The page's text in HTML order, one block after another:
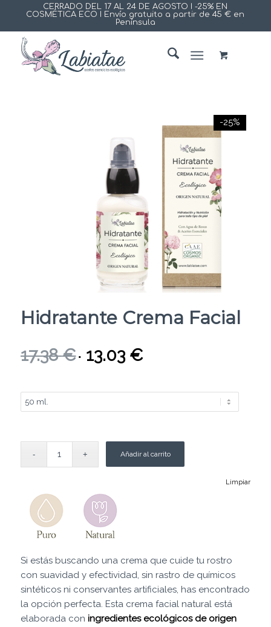
CERRADO DEL 17 AL 24 DE AGOSTO I -25% EN
COSMÉTICA ECO I Envío gratuito a partir de 45 € en
Península
-25%
Hidratante Crema Facial
Si estás buscando una crema que cuide tu rostro
con suavidad y efectividad, sin rastro de químicos
sintéticos ni conservantes artificiales, has encontrado
la opción perfecta. Esta crema facial natural está
elaborada con ingredientes ecológicos de origen
17.38€ 13.03 €
Limpiar
Añadir al carrito